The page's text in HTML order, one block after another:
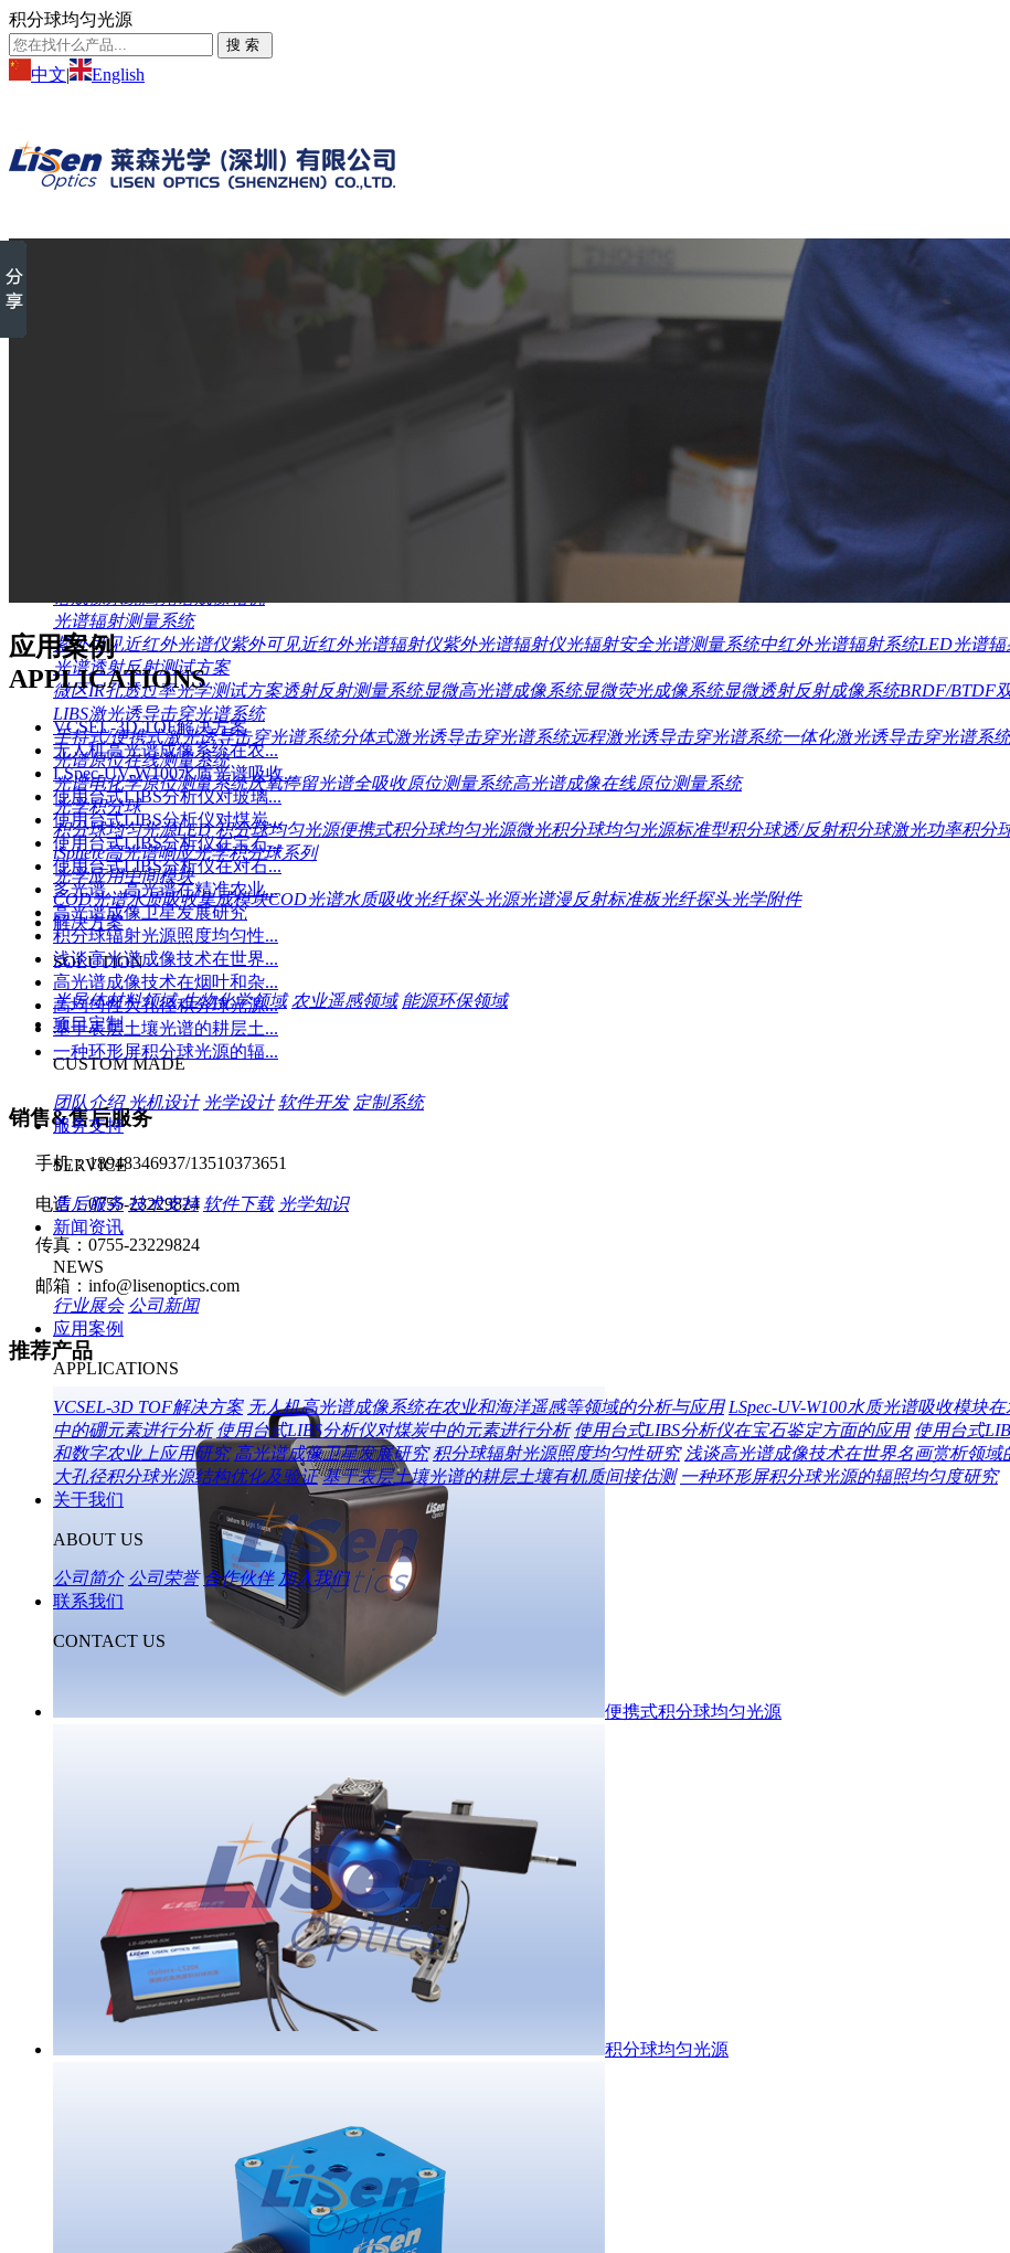
积分球均匀光源
中文| English
服务热线：
86-0755-23229824
科研级VCSEL精密温控型多功能LIV光谱功率测试系统 VCSEL远
走航式全自动水体表现光谱观测系统 无人机机载
光谱辐射测量系统
紫外可见近红外光谱仪紫外可见近红外光谱辐射仪紫外光谱辐射仪光辐射安全光谱测量系统中红外光谱辐射系统LED光谱
光谱透射反射测试方案
微区IR孔透过率光学测试方案透射反射测量系统显微高光谱成像系统显微荧光成像系统显微透射反射成像系统BRDF/BTDF
LIBS激光诱导击穿光谱系统
手持式/便携式激光诱导击穿光谱系统分体式激光诱导击穿光谱系统远程激光诱导击穿光谱系统一体化激光诱导击穿光谱系统
光谱原位在线测量系统
光谱电化学原位测量系统厌氧停留光谱全吸收原位测量系统高光谱成像在线原位测量系统
光学积分球
积分球均匀光源LED 积分球均匀光源便携式积分球均匀光源微光积分球均匀光源标准型积分球透/反射积分球激光功率积分
iSphere高光谱响应光学积分球系列
光学应用中间模块
COD光谱水质吸收集成模块COD光谱水质吸收光纤探头光源光谱漫反射标准板光纤探头光学附件
解决方案
SOLUTION
半导体材料领域 生物化学领域 农业遥感领域 能源环保领域
项目定制
CUSTOM MADE
团队介绍 光机设计 光学设计 软件开发 定制系统
服务支持
SERVICE
售后服务 技术支持 软件下载 光学知识
新闻资讯
NEWS
行业展会 公司新闻
应用案例
APPLICATIONS
VCSEL-3D TOF解决方案 无人机高光谱成像系统在农业和海洋遥感等领域的分析与应用 LSpec-UV-W100水质光谱吸收模块
中的硼元素进行分析 使用台式LIBS分析仪对煤炭中的元素进行分析 使用台式LIBS分析仪在宝石鉴定方面的应用 使用台式
和数字农业上应用研究 高光谱成像卫星发展研究 积分球辐射光源照度均匀性研究 浅谈高光谱成像技术在世界名画赏析领域
大孔径积分球光源结构优化及验证 基于表层土壤光谱的耕层土壤有机质间接估测 一种环形屏积分球光源的辐照均匀度研究
关于我们
ABOUT US
公司简介 公司荣誉 合作伙伴 加入我们
联系我们
CONTACT US
应用案例
APPLICATIONS
VCSEL-3D TOF解决方案
无人机高光谱成像系统在农...
LSpec-UV-W100水质光谱吸收...
使用台式LIBS分析仪对玻璃...
使用台式LIBS分析仪对煤炭...
使用台式LIBS分析仪在宝石...
使用台式LIBS分析仪在对石...
多光谱、高光谱在精准农业...
高光谱成像卫星发展研究
积分球辐射光源照度均匀性...
浅谈高光谱成像技术在世界...
高光谱成像技术在烟叶和杂...
高均匀性大孔径积分球光源...
基于表层土壤光谱的耕层土...
一种环形屏积分球光源的辐...
销售&售后服务
手机：18948346937/13510373651
电话：0755-23229824
传真：0755-23229824
邮箱：info@lisenoptics.com
推荐产品
便携式积分球均匀光源
积分球均匀光源